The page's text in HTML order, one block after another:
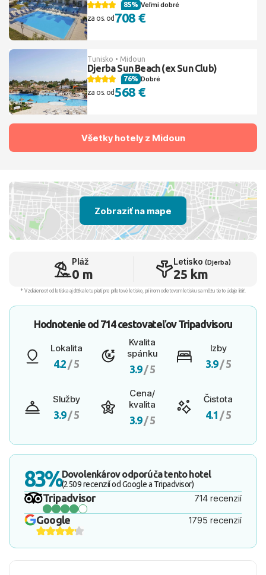
Veľmi dobré
85%
za os. od 708 €
Tunisko • Midoun
Djerba Sun Beach (ex Sun Club)
Dobré
76%
za os. od568 €
Všetky hotely z Midoun
Zobraziť na mape
Pláž
0 m
Letisko (Djerba)
25 km
* Vzdialenosť od letiska aj dľžka letu platí pre príletové letisko, pri inom odletovom letisku sa môžu tieto údaje líšiť.
Hodnotenie od 714 cestovateľovTripadvisoru
Lokalita
4.2 / 5
Kvalita
spánku
3.9/ 5
Izby
3.9/ 5
Služby
3.9/ 5
Cena/
kvalita
3.9/ 5
Čistota
4.1 / 5
83%Dovolenkárov odporúča tento hotel
(2509 recenzií od Google a Tripadvisor)
Tripadvisor 714 recenzií
Google 1795 recenzií